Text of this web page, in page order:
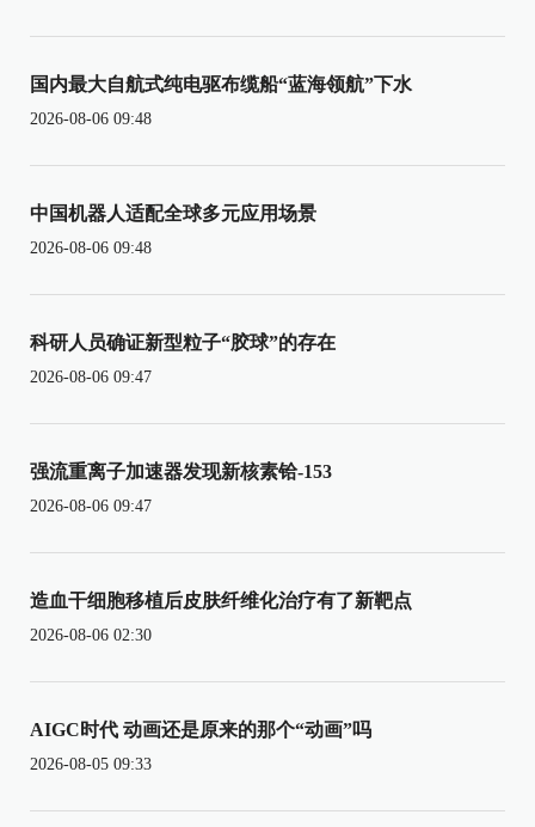
国内最大自航式纯电驱布缆船“蓝海领航”下水
2026-08-06 09:48
中国机器人适配全球多元应用场景
2026-08-06 09:48
科研人员确证新型粒子“胶球”的存在
2026-08-06 09:47
强流重离子加速器发现新核素铪-153
2026-08-06 09:47
造血干细胞移植后皮肤纤维化治疗有了新靶点
2026-08-06 02:30
AIGC时代 动画还是原来的那个“动画”吗
2026-08-05 09:33